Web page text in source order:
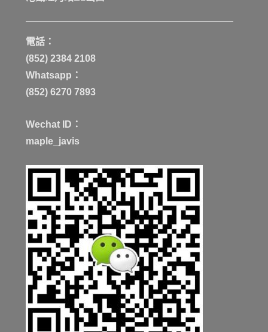
電話：
(852) 2384 2108
Whatsapp：
(852) 6270 7893
Wechat ID：
maple_javis